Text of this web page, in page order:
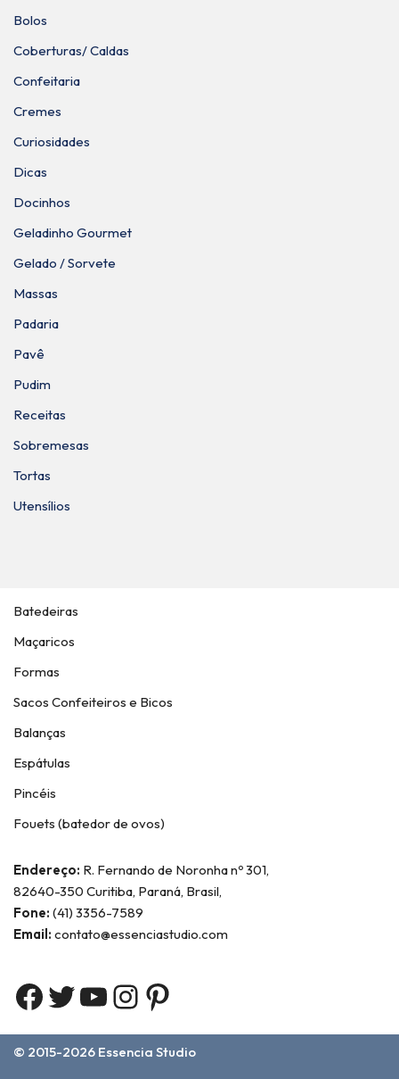
Bolos
Coberturas/ Caldas
Confeitaria
Cremes
Curiosidades
Dicas
Docinhos
Geladinho Gourmet
Gelado / Sorvete
Massas
Padaria
Pavê
Pudim
Receitas
Sobremesas
Tortas
Utensílios
Batedeiras
Maçaricos
Formas
Sacos Confeiteiros e Bicos
Balanças
Espátulas
Pincéis
Fouets (batedor de ovos)
Endereço: R. Fernando de Noronha nº 301,
82640-350 Curitiba, Paraná, Brasil,
Fone: (41) 3356-7589
Email: contato@essenciastudio.com
© 2015-2026 Essencia Studio